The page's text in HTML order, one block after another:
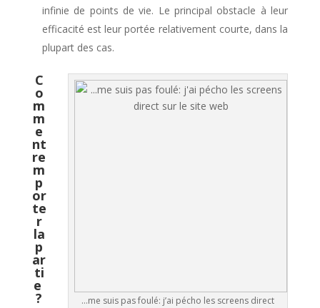
infinie de points de vie. Le principal obstacle à leur
efficacité est leur portée relativement courte, dans la
plupart des cas.
…me suis pas foulé: j’ai pécho les screens direct
C
o
m
m
e
nt
re
m
p
or
te
r
la
p
ar
ti
e
?